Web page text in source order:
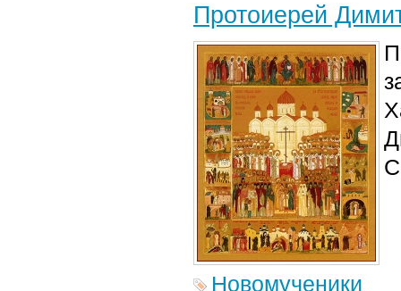
Протоиерей
Новомученики